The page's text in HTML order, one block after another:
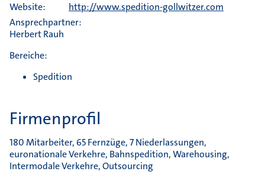
Website:
http://www.spedition-gollwitzer.com
Ansprechpartner:
Herbert Rauh
Bereiche:
Spedition
Firmenprofil
180 Mitarbeiter, 65 Fernzüge, 7 Niederlassungen,
euronationale Verkehre, Bahnspedition, Warehousing,
Intermodale Verkehre, Outsourcing